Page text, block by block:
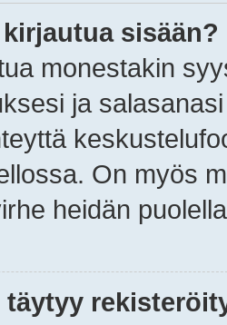
sisään?
monestakin
ja
On myös
heidän
täytyy